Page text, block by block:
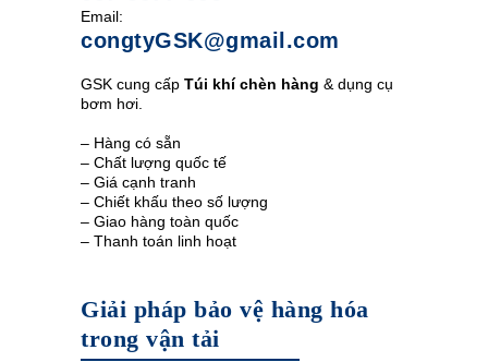
Email:
congtyGSK@gmail.com
GSK cung cấp Túi khí chèn hàng & dụng cụ
bơm hơi.
– Hàng có sẵn
– Chất lượng quốc tế
– Giá cạnh tranh
– Chiết khấu theo số lượng
– Giao hàng toàn quốc
– Thanh toán linh hoạt
Giải pháp bảo vệ hàng hóa
trong vận tải